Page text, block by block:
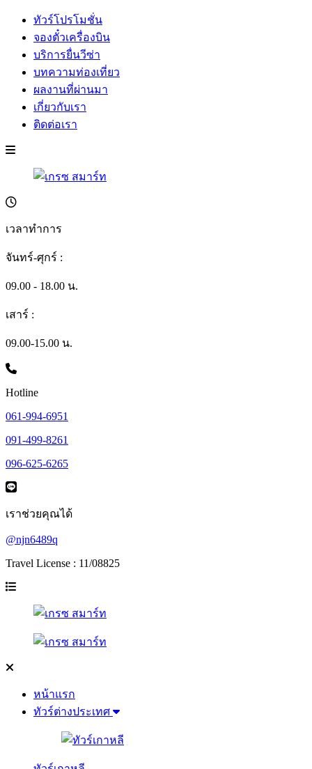
ทัวร์โปรโมชั่น
จองตั๋วเครื่องบิน
บริการยื่นวีซ่า
บทความท่องเที่ยว
ผลงานที่ผ่านมา
เกี่ยวกับเรา
ติดต่อเรา
เวลาทำการ
จันทร์-ศุกร์ :
09.00 - 18.00 น.
เสาร์ :
09.00-15.00 น.
Hotline
061-994-6951
091-499-8261
096-625-6265
เราช่วยคุณได้
@njn6489q
Travel License : 11/08825
หน้าแรก
ทัวร์ต่างประเทศ